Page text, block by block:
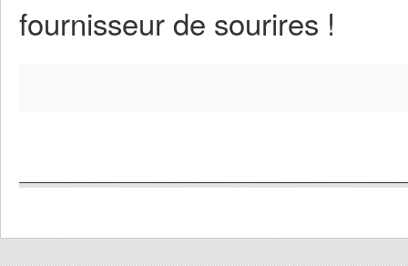
fournisseur de sourires !